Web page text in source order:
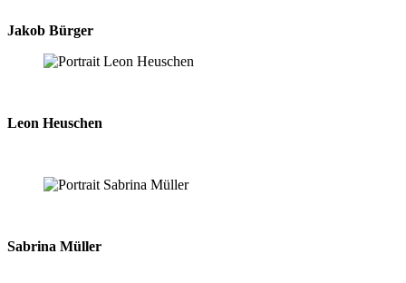
Jakob Bürger
Leon Heuschen
Sabrina Müller